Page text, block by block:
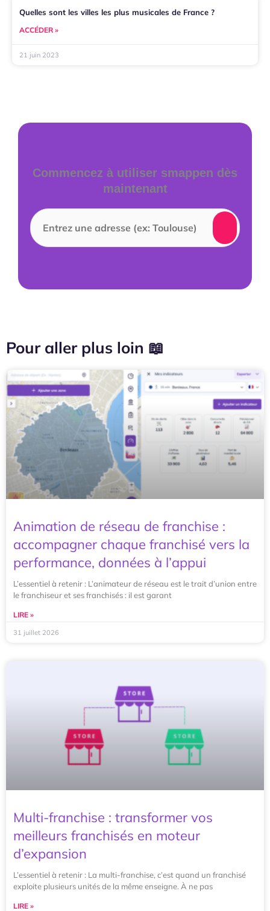
Quelles sont les villes les plus musicales de France ?
ACCÉDER »
21 juin 2023
Commencez à utiliser smappen dès
maintenant
Pour aller plus loin 📖
Animation de réseau de franchise :
accompagner chaque franchisé vers la
performance, données à l’appui
L’essentiel à retenir : L’animateur de réseau est le trait d’union entre
le franchiseur et ses franchisés : il est garant
LIRE »
31 juillet 2026
Multi-franchise : transformer vos
meilleurs franchisés en moteur
d’expansion
L’essentiel à retenir : La multi-franchise, c’est quand un franchisé
exploite plusieurs unités de la même enseigne. À ne pas
LIRE »